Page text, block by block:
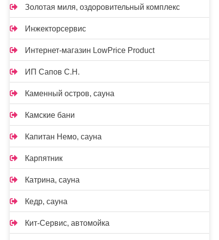
Золотая миля, оздоровительный комплекс
Инжекторсервис
Интернет-магазин LowPrice Product
ИП Сапов С.Н.
Каменный остров, сауна
Камские бани
Капитан Немо, сауна
Карпятник
Катрина, сауна
Кедр, сауна
Кит-Сервис, автомойка